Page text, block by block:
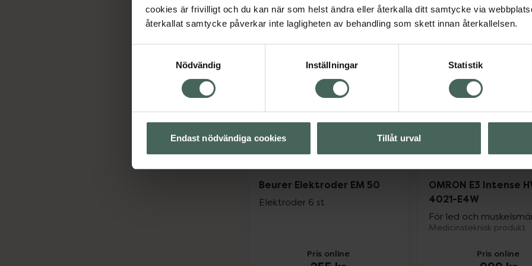
cookies är frivilligt och du kan när som helst ändra eller återkalla ditt samtycke via
återkallat samtycke påverkar inte lagligheten av behandling som skett innan återkallelsen.
Nödvändig
Inställningar Statistik
Endast nödvändiga cookies Tillåt urval
Pris online
599 kr
KöpCasall Tube Roll, 599 kr.
Pris online
1179 kr
Köp
Beurer Elektroder EM 50
Elektroder 6 st
Pris online
OMRON E3 Intense
4021-E4W
För led och
Medicinsteknisk produkt
Pris online